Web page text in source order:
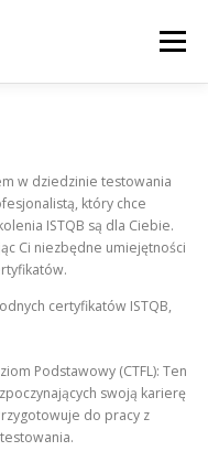
Menu
w dziedzinie testowania
który chce
ISTQB są dla Ciebie.
Ci niezbędne umiejętności
certyfikatów ISTQB,
Podstawowy (CTFL): Ten
swoją karierę
do pracy z